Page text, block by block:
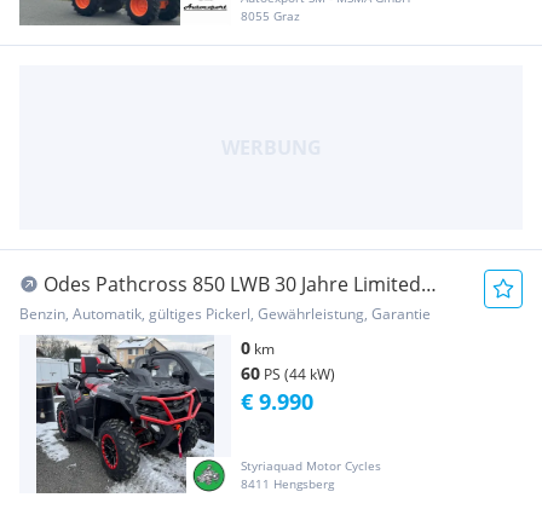
8055 Graz
Odes Pathcross 850 LWB 30 Jahre Limited
Edition Agrarfahrzeug
Benzin, Automatik, gültiges Pickerl, Gewährleistung, Garantie
0 km
60 PS (44 kW)
Styriaquad Motor Cycles
8411 Hengsberg
€ 9.990